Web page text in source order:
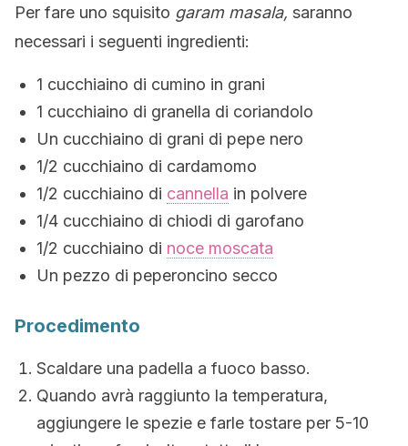
Per fare uno squisito garam masala, saranno
necessari i seguenti ingredienti:
1 cucchiaino di cumino in grani
1 cucchiaino di granella di coriandolo
Un cucchiaino di grani di pepe nero
1/2 cucchiaino di cardamomo
1/2 cucchiaino di cannella in polvere
1/4 cucchiaino di chiodi di garofano
1/2 cucchiaino di noce moscata
Un pezzo di peperoncino secco
Procedimento
Scaldare una padella a fuoco basso.
Quando avrà raggiunto la temperatura,
aggiungere le spezie e farle tostare per 5-10